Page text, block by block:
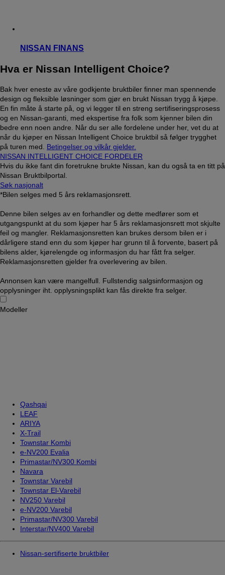
NISSAN FINANS
Hva er Nissan Intelligent Choice?
Bak hver eneste av våre godkjente bruktbiler finner man spennende
design og fleksible løsninger som gjør en brukt Nissan trygg å kjøpe.
En fin måte å starte på, og vi legger til en streng sertifiseringsprosess
og en Nissan-garanti, med ekspertise fra folk som kjenner bilen din
bedre enn noen andre. Når du ser alle fordelene under her, vet du at
når du kjøper en Nissan Intelligent Choice bruktbil så følger trygghet
på turen med. Betingelser og vilkår gjelder.
NISSAN INTELLIGENT CHOICE FORDELER
Hvis du ikke fant din foretrukne brukte Nissan, kan du også ta en titt på
Nissan Bruktbilportal.
Søk nasjonalt
*Bilen selges med 5 års reklamasjonsrett.
Denne bilen selges av en forhandler og dette medfører som et
utgangspunkt at du som kjøper har 5 års reklamasjonsrett mot skjulte
feil og mangler. Reklamasjonsretten kan brukes dersom bilen er i
dårligere stand enn du som kjøper har grunn til å forvente, basert på
bilens alder, kjørelengde og informasjon du har fått fra selger.
Reklamasjonsretten gjelder fra overlevering av bilen.
Annonsen kan være mangelfull. Fullstendig salgsinformasjon og
opplysninger iht. opplysningsplikt kan fås direkte fra selger.
Modeller
Qashqai
LEAF
ARIYA
X-Trail
Townstar Kombi
e-NV200 Evalia
Primastar/NV300 Kombi
Navara
Townstar Varebil
Townstar El-Varebil
NV250 Varebil
e-NV200 Varebil
Primastar/NV300 Varebil
Interstar/NV400 Varebil
Nissan-sertifiserte bruktbiler